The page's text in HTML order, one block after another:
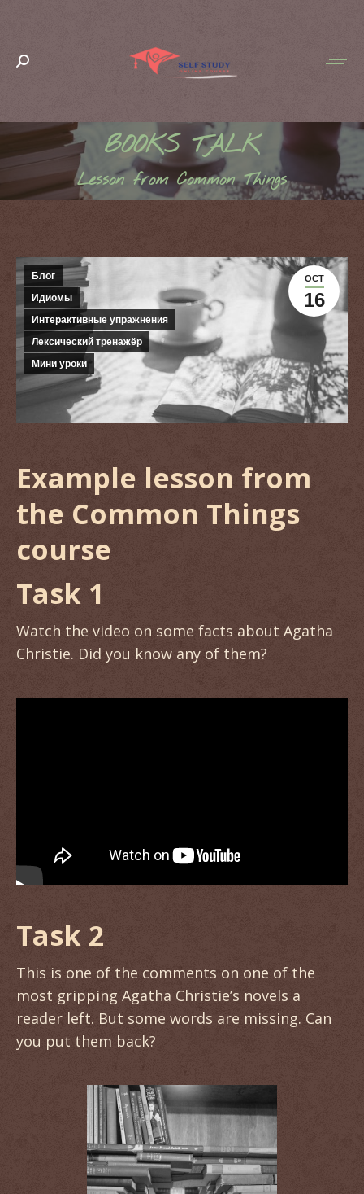
Search:
BOOKS TALK
Lesson from Common Things
You are here:
OCT
16
Блог
Идиомы
Интерактивные упражнения
Лексический тренажёр
Мини уроки
Example lesson from
the Common Things
course
Task 1
Watch the video on some facts about Agatha
Christie. Did you know any of them?
Task 2
This is one of the comments on one of the
most gripping Agatha Christie’s novels a
reader left. But some words are missing. Can
you put them back?